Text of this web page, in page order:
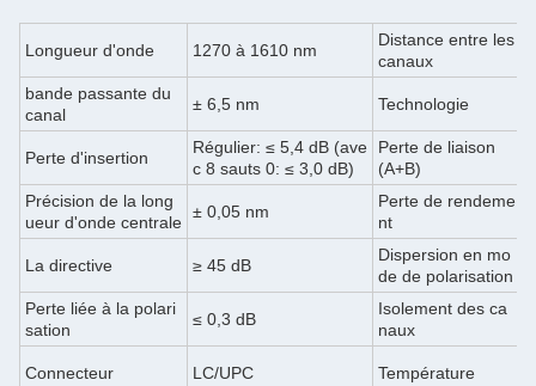
Longueur d'onde 1270 à 1610 nm
Distance entre les
canaux
bande passante du
canal
± 6,5 nm Technologie
Perte d'insertion
Régulier: ≤ 5,4 dB (ave
c 8 sauts 0: ≤ 3,0 dB)
Perte de liaison
(A+B)
Précision de la long
ueur d'onde centrale
± 0,05 nm
Perte de rendeme
nt
La directive ≥ 45 dB
Dispersion en mo
de de polarisation
Perte liée à la polari
sation
≤ 0,3 dB
Isolement des ca
naux
Connecteur LC/UPC Température